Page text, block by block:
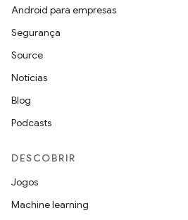
Android para empresas
Segurança
Source
Notícias
Blog
Podcasts
DESCOBRIR
Jogos
Machine learning